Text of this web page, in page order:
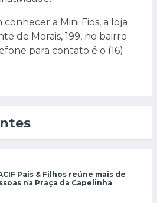
a Mini Fios, a loja
de Morais, 199, no bairro
para contato é o (16)
Pais & Filhos reúne mais de
na Praça da Capelinha